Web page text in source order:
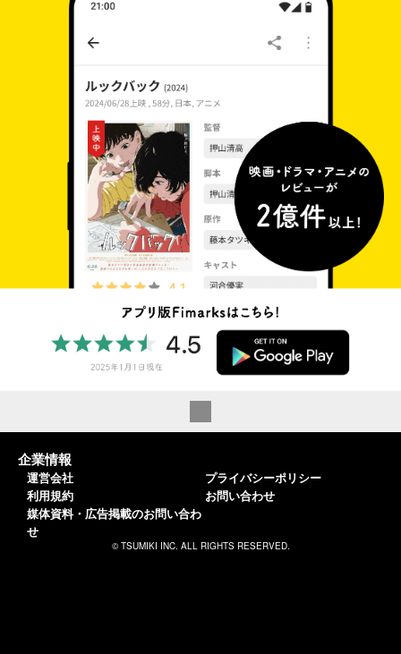
企業情報
運営会社
利用規約
媒体資料・広告掲載のお問い合わ
せ
プライバシーポリシー
お問い合わせ
© TSUMIKI INC. ALL RIGHTS RESERVED.